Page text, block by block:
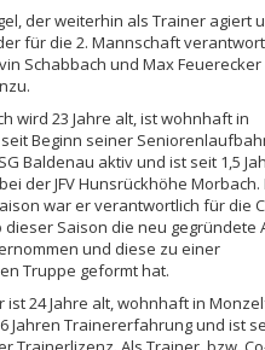
der weiterhin als Trainer agiert
für die 2. Mannschaft
Schabbach und Max Feuerecker
wird 23 Jahre alt, ist wohnhaft in
Beginn seiner
Baldenau aktiv und ist seit 1,5
der JFV Hunsrückhöhe Morbach.
war er verantwortlich für die
dieser Saison die neu gegründete
und diese zu einer
Truppe geformt hat.
ist 24 Jahre alt, wohnhaft in
Jahren Trainererfahrung und ist